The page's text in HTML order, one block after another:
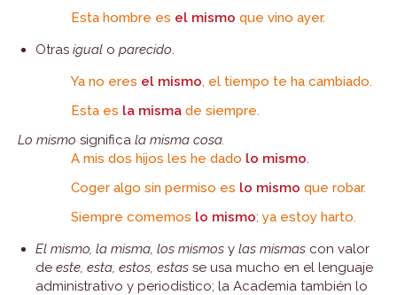
Esta hombre es el mismo que vino ayer.
Otras igual o parecido.
Ya no eres el mismo, el tiempo te ha cambiado.
Esta es la misma de siempre.
Lo mismo significa la misma cosa.
A mis dos hijos les he dado lo mismo.
Coger algo sin permiso es lo mismo que robar.
Siempre comemos lo mismo; ya estoy harto.
El mismo, la misma, los mismos y las mismas con valor
de este, esta, estos, estas se usa mucho en el lenguaje
administrativo y periodístico; la Academia también lo